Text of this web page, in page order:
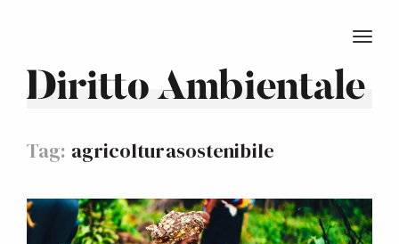
Diritto Ambientale
Tag: agricolturasostenibile